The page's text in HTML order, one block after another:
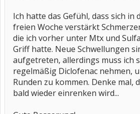
Ich hatte das Gefühl, dass sich
freien Woche verstärkt
die ich vorher unter Mtx und
Griff hatte. Neue Schwellungen
aufgetreten, allerdings muss ich
regelmäßig Diclofenac nehmen,
Runden zu kommen. Denke mal,
bald wieder einrenken wird...